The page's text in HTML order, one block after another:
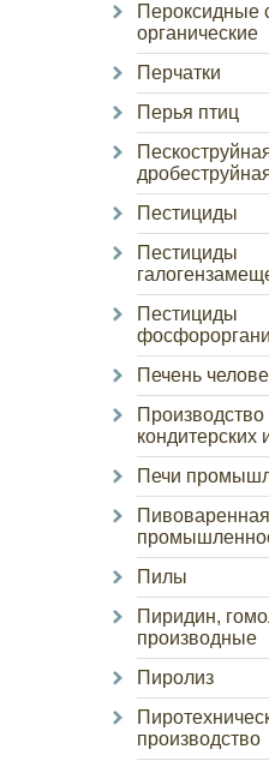
Пероксидные
органические
Перчатки
Перья птиц
Пестициды
Пестициды
Пестициды
Печень
кондитерских
Печи
Пивоваренная
Пилы
Пиридин,
производные
Пиролиз
производство